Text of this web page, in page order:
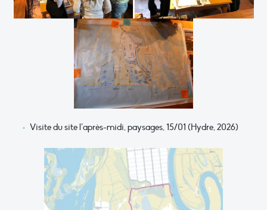
Visite du site l’après-midi, paysages, 15/01 (Hydre, 2026)